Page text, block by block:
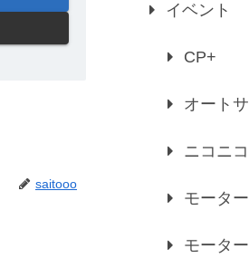
saitooo
イベント
CP+
オート
ニコニ
モータ
モータ